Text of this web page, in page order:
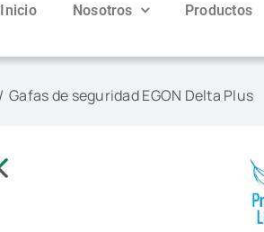
Inicio Nosotros Productos
Gafas de seguridad EGON Delta Plus